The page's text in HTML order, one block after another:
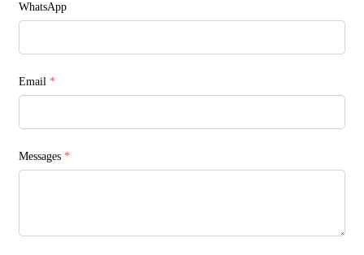
WhatsApp
Email *
Messages *